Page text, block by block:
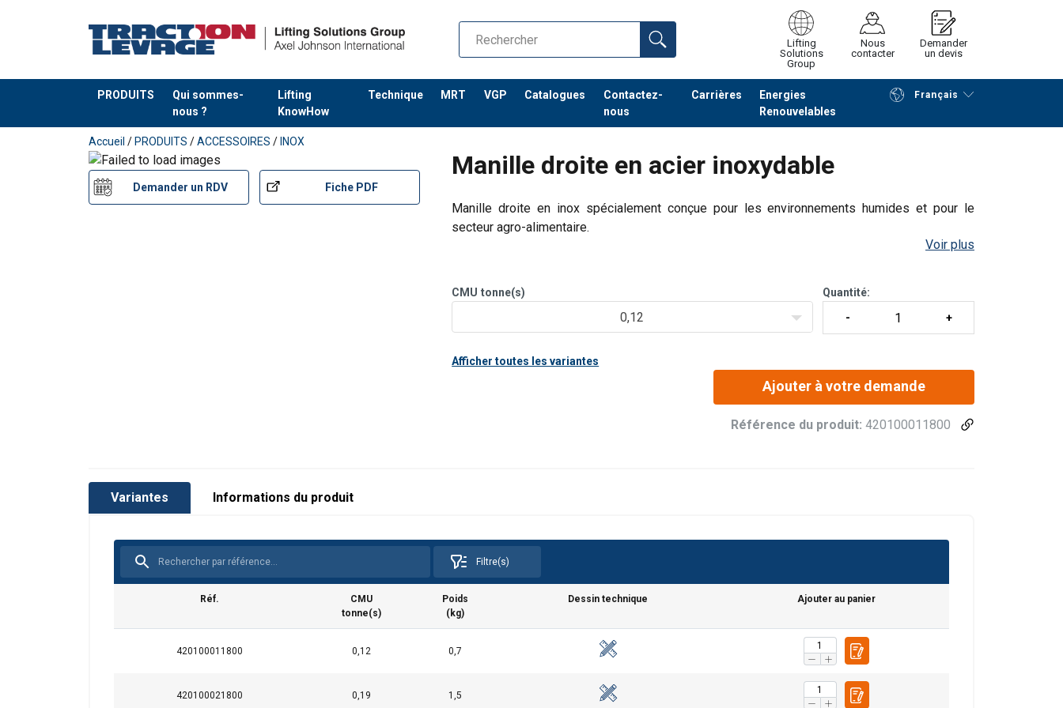
Lifting
Solutions
Group
Nous
contacter
Demander
un devis
PRODUITS
Qui sommes-
nous ?
Lifting
KnowHow
Technique MRT VGP Catalogues
Contactez-
nous
Carrières
Energies
Renouvelables
Français
Ajouté au panier Poursuivre Envoyer demande
Accueil / PRODUITS /ACCESSOIRES / INOX
Manille droite en acier inoxydable
Demander un RDV Fiche PDF
Manille droite en inox spécialement conçue pour les environnements humides et pour le
secteur agro-alimentaire.
Voir plus
CMU tonne(s)
0,12
Quantité:
Afficher toutes les variantes
Ajouter à votre demande
Référence du produit: 420100011800
Variantes Informations du produit
Filtre(s)
Réf.
CMU
tonne(s)
Poids
(kg)
Dessin technique Ajouter au panier
420100011800 0,12 0,7
420100021800 0,19 1,5